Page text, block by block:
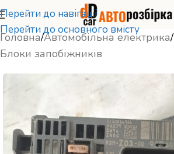
Перейти до навігації
Перейти до основного вмісту
Головна/Автомобільна електрика/
Блоки запобіжників